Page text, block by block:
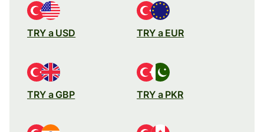
TRY a USD TRY a EUR
TRY a GBP TRY a PKR